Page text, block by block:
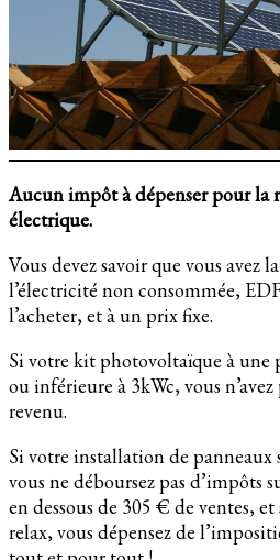
Aucun impôt à dépenser pour la
électrique.
Vous devez savoir que vous avez
l’électricité non consommée,
l’acheter, et à un prix fixe.
Si votre kit photovoltaïque à une
ou inférieure à 3kWc, vous n’avez
revenu.
Si votre installation de panneaux
vous ne déboursez pas d’impôts
en dessous de 305 € de ventes,
relax, vous dépensez de